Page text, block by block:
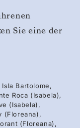
Sie eine der
Erde.
Die feurige
dass
neue
immer im
Bartolome,
Roca (Isabela),
(Isabela),
(Floreana),
(Floreana),